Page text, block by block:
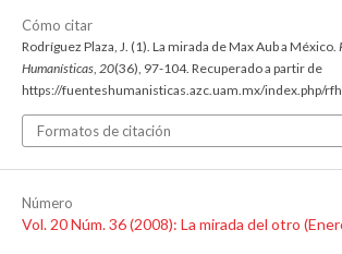
Cómo citar
Rodríguez Plaza, J. (1). La mirada de Max Aub a México.
Humanísticas, 20(36), 97-104. Recuperado a partir de
https://fuenteshumanisticas.azc.uam.mx/index.php/
Formatos de citación
Número
Vol. 20 Núm. 36 (2008): La mirada del otro